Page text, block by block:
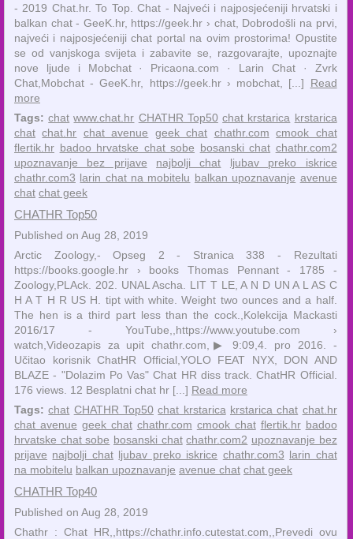
- 2019 Chat.hr. To Top. Chat - Najveći i najposjećeniji hrvatski i
balkan chat - GeeK.hr, https://geek.hr › chat, Dobrodošli na prvi,
najveći i najposjećeniji chat portal na ovim prostorima! Opustite
se od vanjskoga svijeta i zabavite se, razgovarajte, upoznajte
nove ljude i Mobchat · ‎Pricaona.com · ‎Larin Chat · ‎Zvrk
Chat,Mobchat - GeeK.hr, https://geek.hr › mobchat, [...] Read
more
Tags: chat www.chat.hr CHATHR Top50 chat krstarica krstarica
chat chat.hr chat avenue geek chat chathr.com cmook chat
flertik.hr badoo hrvatske chat sobe bosanski chat chathr.com2
upoznavanje bez prijave
najbolji chat
ljubav preko iskrice
chathr.com3 larin chat na mobitelu balkan upoznavanje avenue
chat chat geek
CHATHR Top50
Published on Aug 28, 2019
Arctic Zoology,- Opseg 2 - Stranica 338 - Rezultati
https://books.google.hr › books Thomas Pennant - 1785 -
‎Zoology,PLAck. 202. UNAL Ascha. LIT T LE, A N D UN A L AS C
H A T H R US H. tipt with white. Weight two ounces and a half.
The hen is a third part less than the cock.,Kolekcija Mackasti
2016/17 - YouTube,,https://www.youtube.com ›
watch,Videozapis za upit chathr.com,▶ 9:09,4. pro 2016. -
Učitao korisnik ChatHR Official,YOLO FEAT NYX, DON AND
BLAZE - "Dolazim Po Vas" Chat HR diss track. ChatHR Official.
176 views. 12 Besplatni chat hr [...] Read more
Tags: chat CHATHR Top50 chat krstarica krstarica chat chat.hr
chat avenue geek chat chathr.com cmook chat flertik.hr badoo
hrvatske chat sobe bosanski chat chathr.com2 upoznavanje bez
prijave najbolji chat ljubav preko iskrice chathr.com3 larin chat
na mobitelu balkan upoznavanje avenue chat chat geek
CHATHR Top40
Published on Aug 28, 2019
Chathr : Chat HR,,https://chathr.info.cutestat.com,,Prevedi ovu